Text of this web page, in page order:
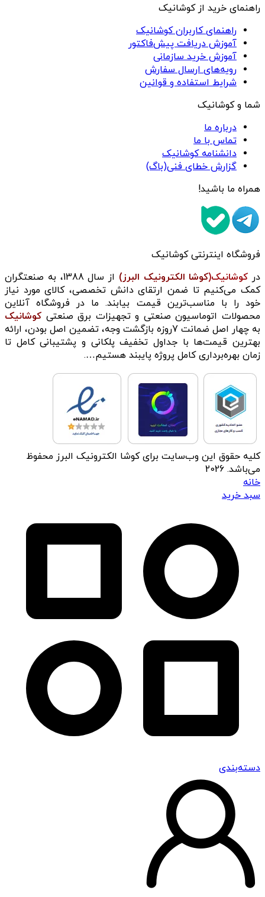
راهنمای خرید از کوشانیک
راهنمای کاربران کوشانیک
آموزش دریافت پیش‌فاکتور
آموزش خرید سازمانی
رویه‌های ارسال سفارش
شرایط استفاده و قوانین
شما و کوشانیک
درباره ما
تماس با ما
دانشنامه کوشانیک
گزارش خطای فنی(باگ)
همراه ما باشید!
فروشگاه اینترنتی کوشانیک
در کوشانیک(کوشا الکترونیک البرز)
از سال 1388، به صنعتگران
کمک می‌کنیم تا ضمن ارتقای دانش تخصصی، کالای مورد نیاز
خود را با مناسب‌ترین قیمت بیابند. ما در فروشگاه آنلاین
محصولات اتوماسیون صنعتی و تجهیزات برق صنعتی کوشانیک
به چهار اصل ضمانت 7روزه بازگشت وجه، تضمین اصل بودن، ارائه
بهترین قیمت‌ها با جداول تخفیف پلکانی و پشتیبانی کامل تا
زمان بهره‌برداری کامل پروژه پایبند هستیم….
کلیه حقوق این وب‌سایت برای کوشا الکترونیک البرز محفوظ
می‌باشد. 2026
خانه
سبد خرید
دسته‌بندی